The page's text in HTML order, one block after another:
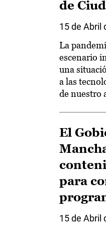
de
15 de Abril
La
escenario
una
a las
de nuestro
El
para
15 de Abril